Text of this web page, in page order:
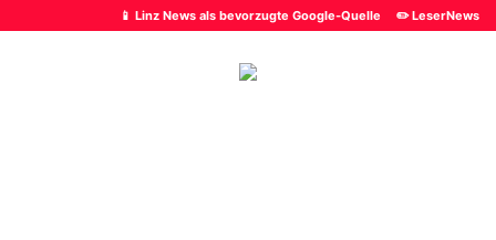
📱 Linz News als bevorzugte Google-Quelle ✏️ LeserNews